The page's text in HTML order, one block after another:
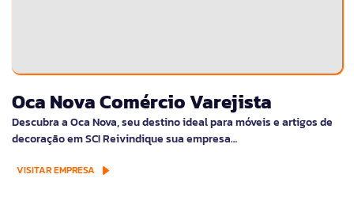
Oca Nova Comércio Varejista
Descubra a Oca Nova, seu destino ideal para móveis e artigos de
decoração em SC! Reivindique sua empresa…
VISITAR EMPRESA